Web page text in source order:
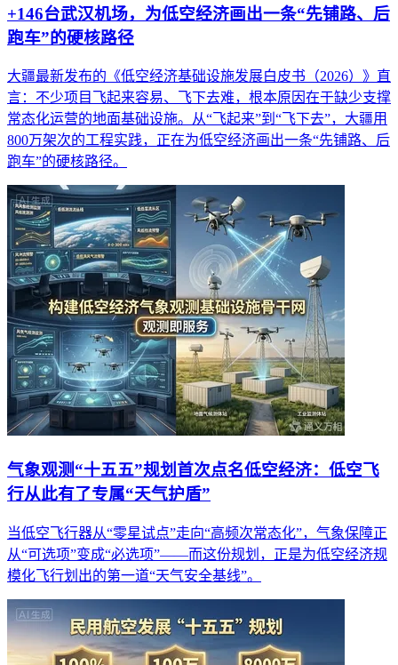
+146台武汉机场，为低空经济画出一条“先铺路、后
跑车”的硬核路径
大疆最新发布的《低空经济基础设施发展白皮书（2026）》直
言：不少项目飞起来容易、飞下去难，根本原因在于缺少支撑
常态化运营的地面基础设施。从“飞起来”到“飞下去”，大疆用
800万架次的工程实践，正在为低空经济画出一条“先铺路、后
跑车”的硬核路径。
气象观测“十五五”规划首次点名低空经济：低空飞
行从此有了专属“天气护盾”
当低空飞行器从“零星试点”走向“高频次常态化”，气象保障正
从“可选项”变成“必选项”——而这份规划，正是为低空经济规
模化飞行划出的第一道“天气安全基线”。